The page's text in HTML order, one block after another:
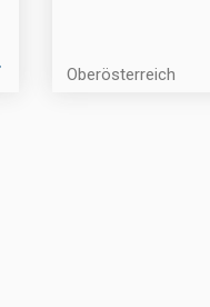
Oberösterreich